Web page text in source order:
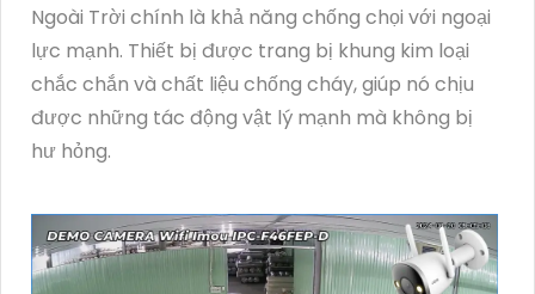
Ngoài Trời chính là khả năng chống chọi với ngoại
lực mạnh. Thiết bị được trang bị khung kim loại
chắc chắn và chất liệu chống cháy, giúp nó chịu
được những tác động vật lý mạnh mà không bị
hư hỏng.